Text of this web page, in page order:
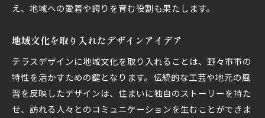
え、地域への愛着や誇りを育む役割も果たします。
地域文化を取り入れたデザインアイデア
テラスデザインに地域文化を取り入れることは、野々市市の
特性を活かすための鍵となります。伝統的な工芸や地元の風
習を反映したデザインは、住まいに独自のストーリーを持た
せ、訪れる人々とのコミュニケーションを生むことができま